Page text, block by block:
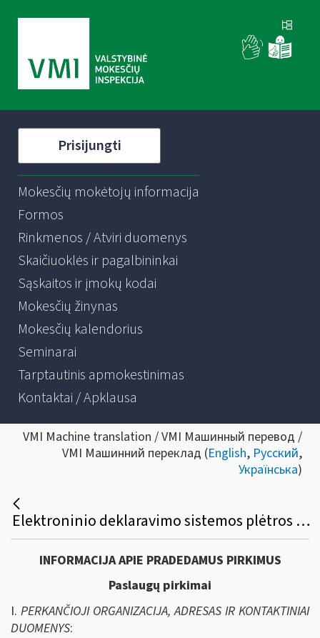
Prisijungti
Mokesčių mokėtojų informacija
Formos
Rinkmenos / Atviri duomenys
Skaičiuoklės ir pagalbininkai
Sąskaitos ir įmokų kodai
Mokesčių žinynas
Mokesčių kalendorius
Seminarai
Tarptautinis apmokestinimas
Kontaktai / Apklausa
VMI Machine translation / VMI Машинный перевод /
VMI Машинний переклад (English, Русский,
Українська)
Elektroninio deklaravimo sistemos plėtros bei modernizavimo paslaugų įsigijimo viešasis pirkimas
INFORMACIJA APIE PRADEDAMUS PIRKIMUS
Paslaugų pirkimai
I. PERKANČIOJI ORGANIZACIJA, ADRESAS IR KONTAKTINIAI
DUOMENYS: